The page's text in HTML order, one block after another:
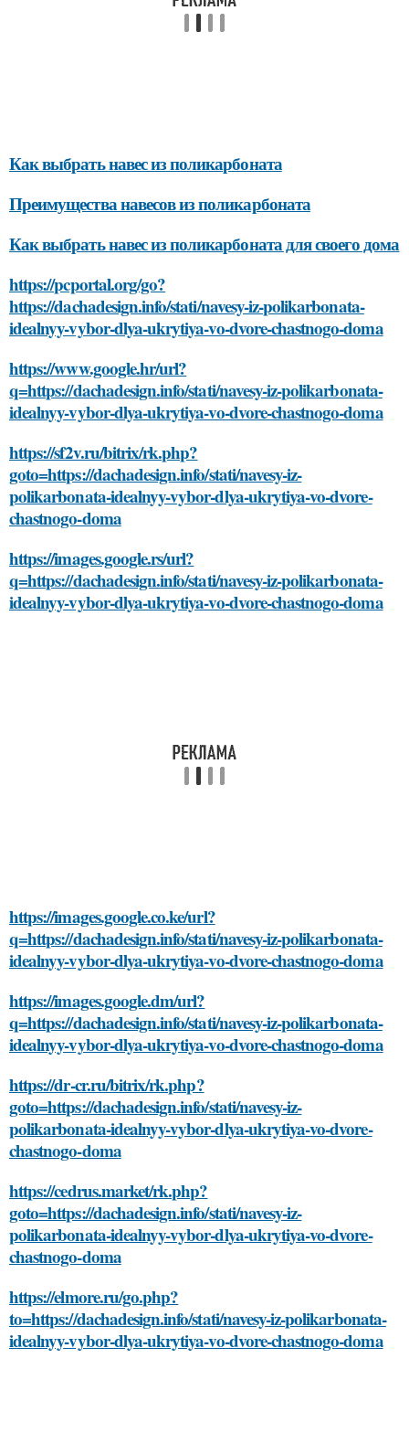
Как выбрать навес из поликарбоната
Преимущества навесов из поликарбоната
Как выбрать навес из поликарбоната для своего дома
https://pcportal.org/go?
https://dachadesign.info/stati/navesy-iz-polikarbonata-
idealnyy-vybor-dlya-ukrytiya-vo-dvore-chastnogo-doma
https://www.google.hr/url?
q=https://dachadesign.info/stati/navesy-iz-polikarbonata-
idealnyy-vybor-dlya-ukrytiya-vo-dvore-chastnogo-doma
https://sf2v.ru/bitrix/rk.php?
goto=https://dachadesign.info/stati/navesy-iz-
polikarbonata-idealnyy-vybor-dlya-ukrytiya-vo-dvore-
chastnogo-doma
https://images.google.rs/url?
q=https://dachadesign.info/stati/navesy-iz-polikarbonata-
idealnyy-vybor-dlya-ukrytiya-vo-dvore-chastnogo-doma
https://images.google.co.ke/url?
q=https://dachadesign.info/stati/navesy-iz-polikarbonata-
idealnyy-vybor-dlya-ukrytiya-vo-dvore-chastnogo-doma
https://images.google.dm/url?
q=https://dachadesign.info/stati/navesy-iz-polikarbonata-
idealnyy-vybor-dlya-ukrytiya-vo-dvore-chastnogo-doma
https://dr-cr.ru/bitrix/rk.php?
goto=https://dachadesign.info/stati/navesy-iz-
polikarbonata-idealnyy-vybor-dlya-ukrytiya-vo-dvore-
chastnogo-doma
https://cedrus.market/rk.php?
goto=https://dachadesign.info/stati/navesy-iz-
polikarbonata-idealnyy-vybor-dlya-ukrytiya-vo-dvore-
chastnogo-doma
https://elmore.ru/go.php?
to=https://dachadesign.info/stati/navesy-iz-polikarbonata-
idealnyy-vybor-dlya-ukrytiya-vo-dvore-chastnogo-doma